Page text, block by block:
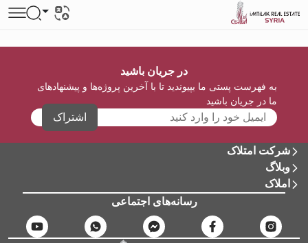
در جریان باشید
به فهرست پستی ما بپیوندید تا با آخرین پروژه‌ها و پیشنهادهای
ما در جریان باشید
اشتراک
شرکت امتلاک
وبلاگ
املاک
رسانه‌های اجتماعی